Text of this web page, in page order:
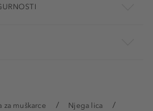
za muškarce
Njega lica